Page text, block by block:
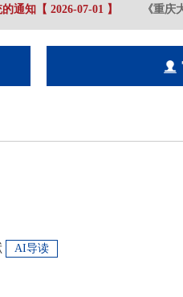
知【 2026-07-01】 《重庆大
AI导读